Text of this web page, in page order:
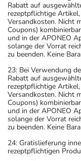
Rabatt auf
rezeptpflichtige
Versandkosten. Nicht
Coupons)
und in der APONEO
solange der Vorrat
zu beenden. Keine
23: Bei Verwendung
Rabatt auf
rezeptpflichtige
Versandkosten. Nicht
Coupons)
und in der APONEO
solange der Vorrat
zu beenden. Keine
24: Gratislieferung
rezeptpflichtigen